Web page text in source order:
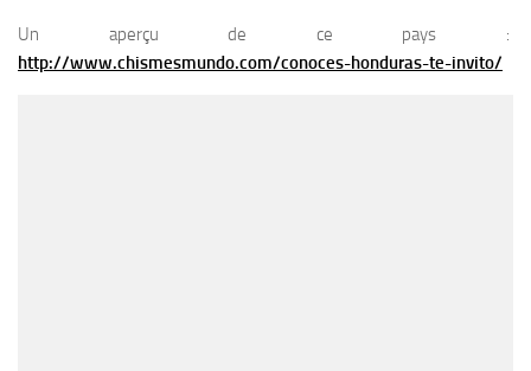
Un aperçu de ce pays :
http://www.chismesmundo.com/conoces-honduras-te-invito/